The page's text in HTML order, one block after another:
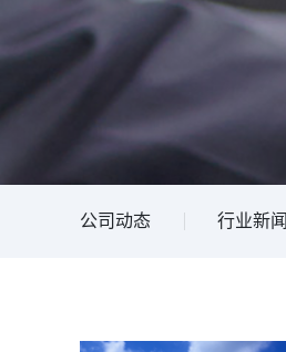
公司动态 行业新闻